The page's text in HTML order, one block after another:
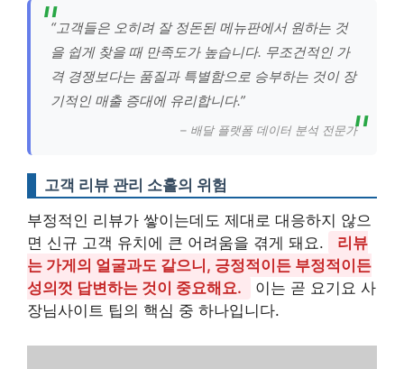
“고객들은 오히려 잘 정돈된 메뉴판에서 원하는 것
을 쉽게 찾을 때 만족도가 높습니다. 무조건적인 가
격 경쟁보다는 품질과 특별함으로 승부하는 것이 장
기적인 매출 증대에 유리합니다.”
– 배달 플랫폼 데이터 분석 전문가
고객 리뷰 관리 소홀의 위험
부정적인 리뷰가 쌓이는데도 제대로 대응하지 않으
면 신규 고객 유치에 큰 어려움을 겪게 돼요.
리뷰
는 가게의 얼굴과도 같으니, 긍정적이든 부정적이든
성의껏 답변하는 것이 중요해요.
이는 곧 요기요 사
장님사이트 팁의 핵심 중 하나입니다.